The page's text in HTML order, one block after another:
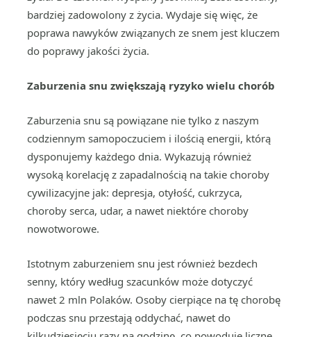
bardziej zadowolony z życia. Wydaje się więc, że
poprawa nawyków związanych ze snem jest kluczem
do poprawy jakości życia.
Zaburzenia snu zwiększają ryzyko wielu chorób
Zaburzenia snu są powiązane nie tylko z naszym
codziennym samopoczuciem i ilością energii, którą
dysponujemy każdego dnia. Wykazują również
wysoką korelację z zapadalnością na takie choroby
cywilizacyjne jak: depresja, otyłość, cukrzyca,
choroby serca, udar, a nawet niektóre choroby
nowotworowe.
Istotnym zaburzeniem snu jest również bezdech
senny, który według szacunków może dotyczyć
nawet 2 mln Polaków. Osoby cierpiące na tę chorobę
podczas snu przestają oddychać, nawet do